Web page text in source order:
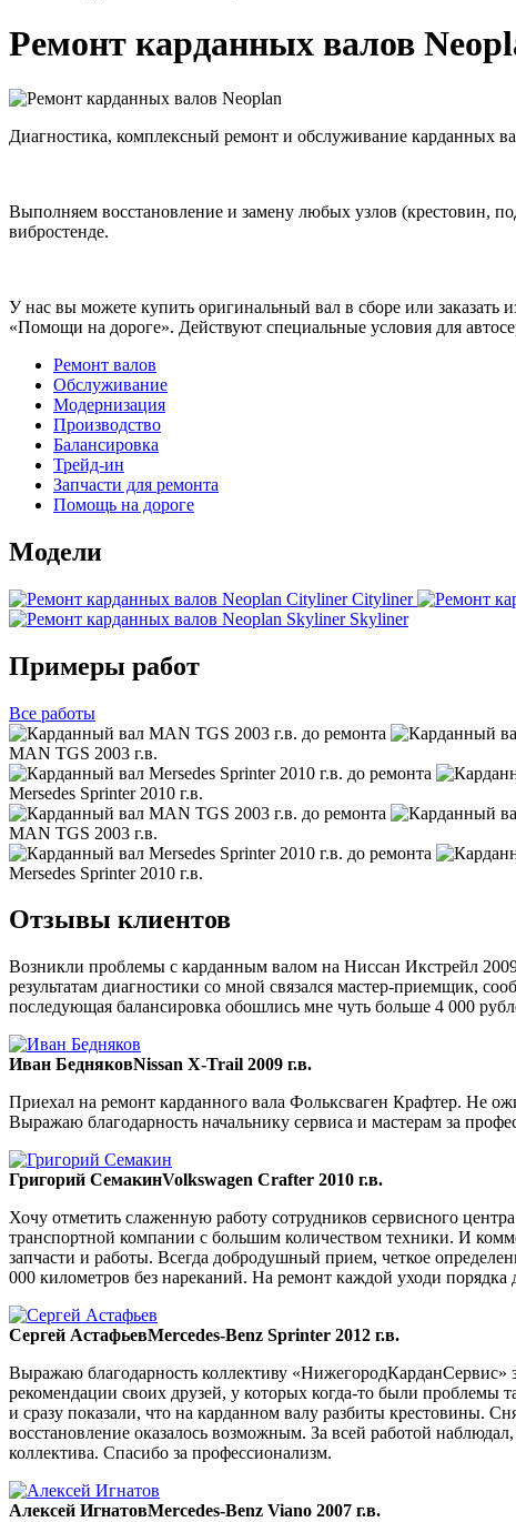
Ремонт карданных валов
Диагностика, комплексный ремонт и обслуживание карданных
Выполняем восстановление и замену любых узлов (крестовин,
вибростенде.
У нас вы можете купить оригинальный вал в сборе или заказать
«Помощи на дороге». Действуют специальные условия для
Ремонт валов
Обслуживание
Модернизация
Производство
Балансировка
Трейд-ин
Запчасти для ремонта
Помощь на дороге
Модели
Cityliner
Skyliner
Примеры работ
Все работы
MAN TGS 2003 г.в.
Mersedes Sprinter 2010 г.в.
MAN TGS 2003 г.в.
Mersedes Sprinter 2010 г.в.
Отзывы клиентов
Возникли проблемы с карданным валом на Ниссан Икстрейл
результатам диагностики со мной связался мастер-приемщик,
последующая балансировка обошлись мне чуть больше 4 000
Иван БедняковNissan X-Trail 2009 г.в.
Приехал на ремонт карданного вала Фольксваген Крафтер. Не
Выражаю благодарность начальнику сервиса и мастерам за
Григорий СемакинVolkswagen Crafter 2010 г.в.
Хочу отметить слаженную работу сотрудников сервисного
транспортной компании с большим количеством техники. И
запчасти и работы. Всегда добродушный прием, четкое
000 километров без нареканий. На ремонт каждой уходи
Сергей АстафьевMercedes-Benz Sprinter 2012 г.в.
Выражаю благодарность коллективу «НижегородКарданСервис»
рекомендации своих друзей, у которых когда-то были проблемы
и сразу показали, что на карданном валу разбиты крестовины.
восстановление оказалось возможным. За всей работой
коллектива. Спасибо за профессионализм.
Алексей ИгнатовMercedes-Benz Viano 2007 г.в.